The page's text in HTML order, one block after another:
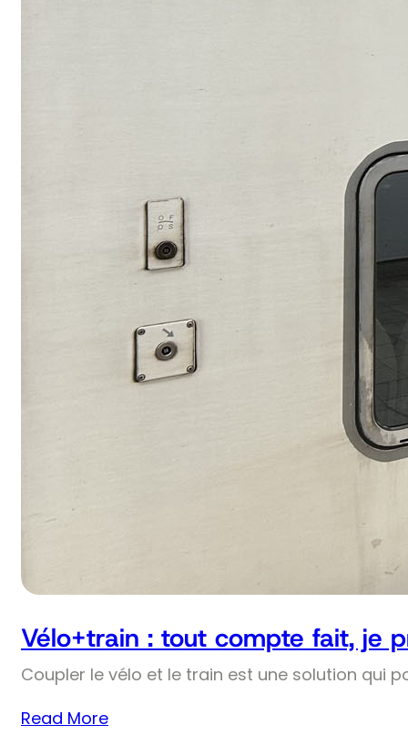
Vélo+train : tout compte fait, je
Coupler le vélo et le train est une solution qui
Read More